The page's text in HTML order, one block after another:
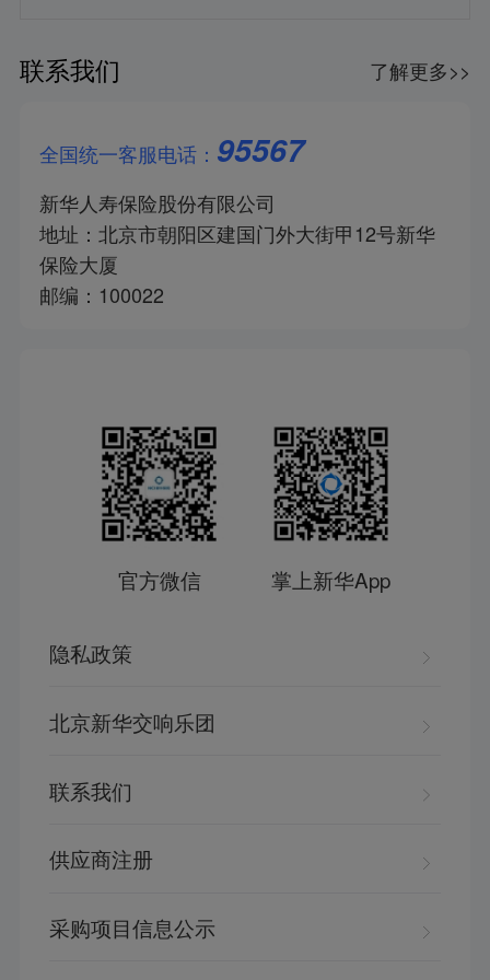
联系我们 了解更多>>
全国统一客服电话： 95567
新华人寿保险股份有限公司
地址：北京市朝阳区建国门外大街甲12号新华
保险大厦
邮编：100022
官方微信 掌上新华App
隐私政策
北京新华交响乐团
联系我们
供应商注册
采购项目信息公示